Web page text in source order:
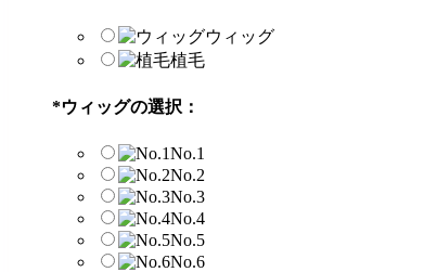
ウィッグ
植毛
*ウィッグの選択：
No.1
No.2
No.3
No.4
No.5
No.6